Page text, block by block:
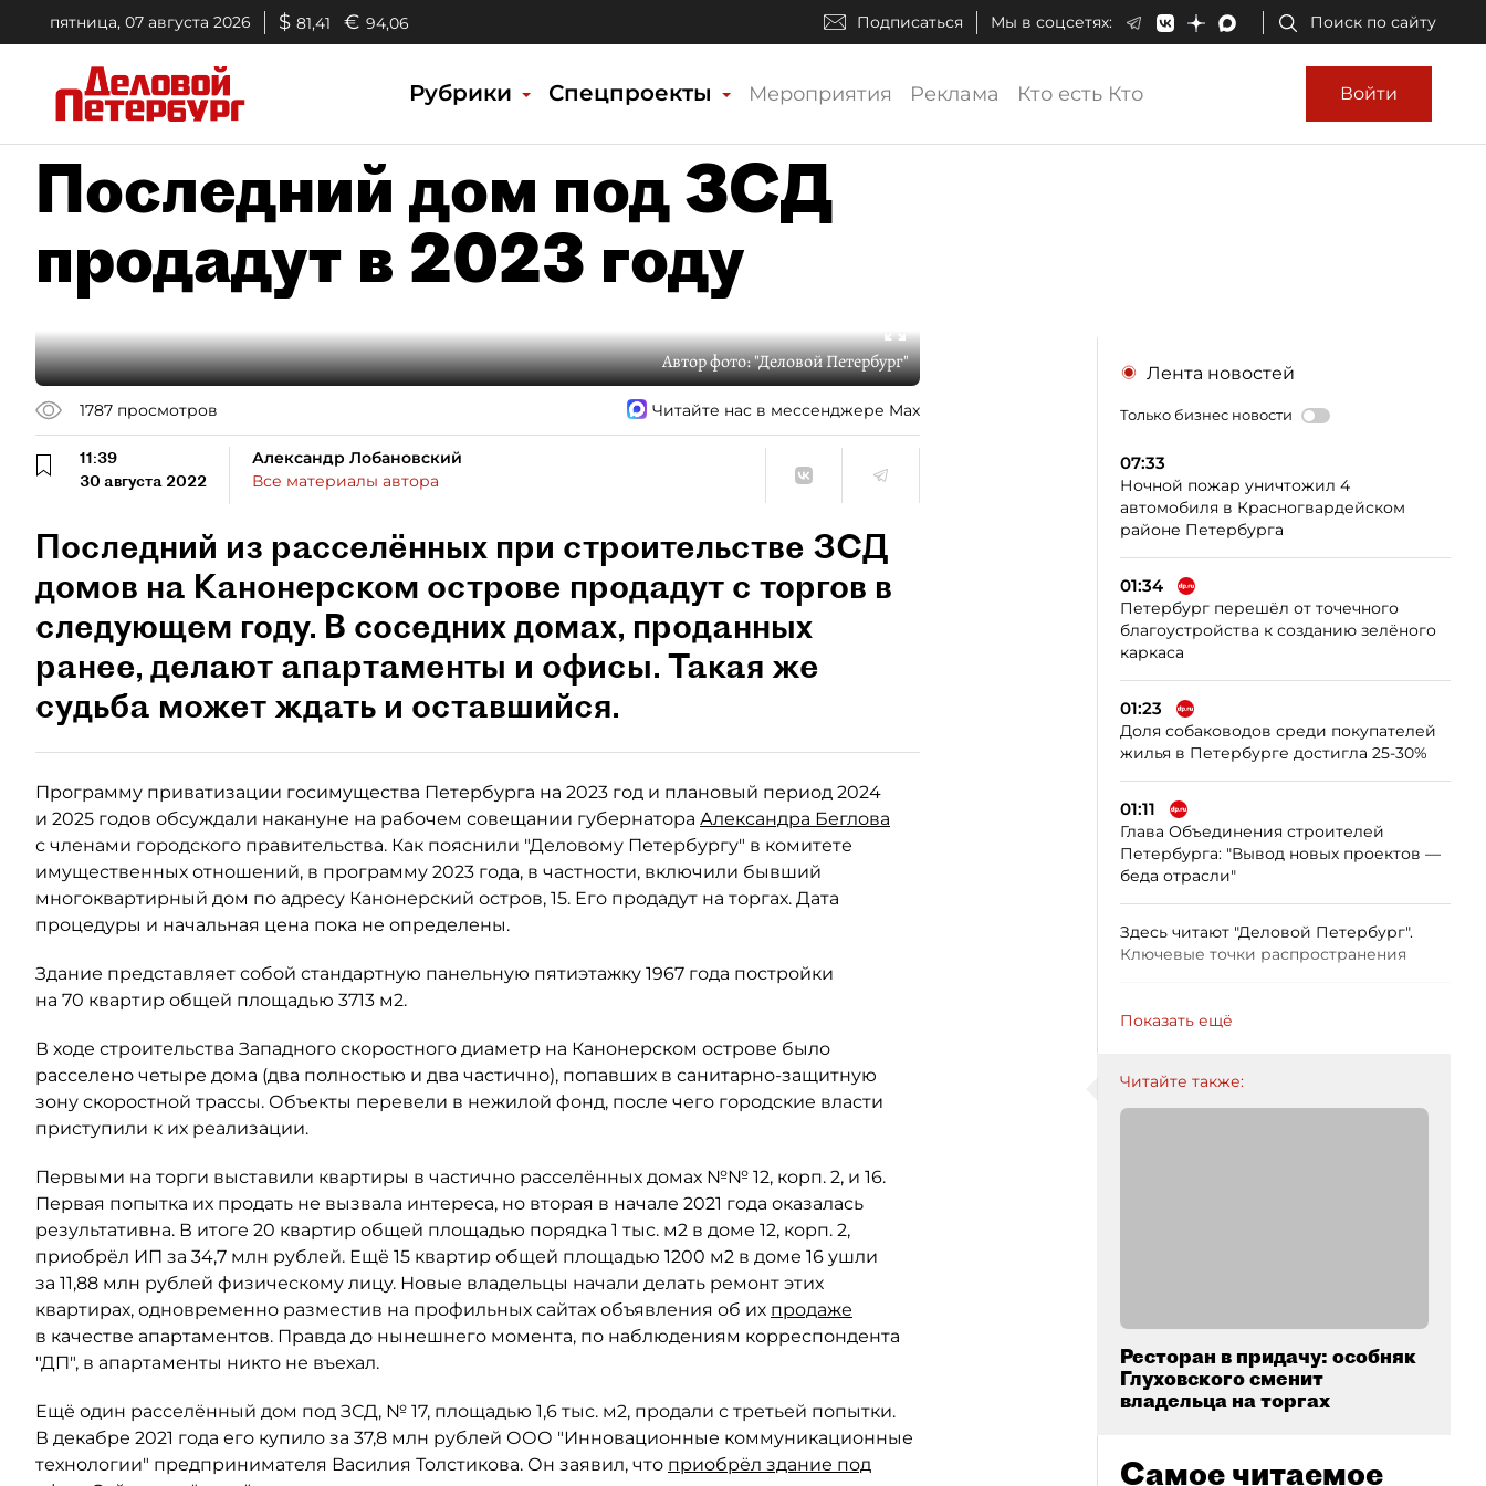
пятница, 07 августа 2026 $ 81,41 € 94,06 Подписаться Мы в соцсетях: Поиск по сайту
Рубрики Спецпроекты Мероприятия Реклама Кто есть Кто Войти
Последний дом под ЗСД
продадут в 2023 году
Автор фото:"Деловой Петербург"
1787 просмотров Читайте нас в мессенджере Max
11:39
30 августа 2022
Александр Лобановский
Все материалы автора
Последний из расселённых при строительстве ЗСД
домов на Канонерском острове продадут с торгов в
следующем году. В соседних домах, проданных
ранее, делают апартаменты и офисы. Такая же
судьба может ждать и оставшийся.
Программу приватизации госимущества Петербурга на 2023 год и плановый период 2024
и 2025 годов обсуждали накануне на рабочем совещании губернатора Александра Беглова
с членами городского правительства. Как пояснили "Деловому Петербургу" в комитете
имущественных отношений, в программу 2023 года, в частности, включили бывший
многоквартирный дом по адресу Канонерский остров, 15. Его продадут на торгах. Дата
процедуры и начальная цена пока не определены.
Здание представляет собой стандартную панельную пятиэтажку 1967 года постройки
на 70 квартир общей площадью 3713 м2.
В ходе строительства Западного скоростного диаметр на Канонерском острове было
расселено четыре дома (два полностью и два частично), попавших в санитарно-защитную
зону скоростной трассы. Объекты перевели в нежилой фонд, после чего городские власти
приступили к их реализации.
Первыми на торги выставили квартиры в частично расселённых домах №№ 12, корп. 2, и 16.
Первая попытка их продать не вызвала интереса, но вторая в начале 2021 года оказалась
результативна. В итоге 20 квартир общей площадью порядка 1 тыс. м2 в доме 12, корп. 2,
приобрёл ИП за 34,7 млн рублей. Ещё 15 квартир общей площадью 1200 м2 в доме 16 ушли
за 11,88 млн рублей физическому лицу. Новые владельцы начали делать ремонт этих
квартирах, одновременно разместив на профильных сайтах объявления об их продаже
в качестве апартаментов. Правда до нынешнего момента, по наблюдениям корреспондента
"ДП", в апартаменты никто не въехал.
Ещё один расселённый дом под ЗСД, № 17, площадью 1,6 тыс. м2, продали с третьей попытки.
В декабре 2021 года его купило за 37,8 млн рублей ООО "Инновационные коммуникационные
технологии" предпринимателя Василия Толстикова. Он заявил, что приобрёл здание под
Лента новостей
Только бизнес новости
07:33
Ночной пожар уничтожил 4
автомобиля в Красногвардейском
районе Петербурга
01:34
Петербург перешёл от точечного
благоустройства к созданию зелёного
каркаса
01:23
Доля собаководов среди покупателей
жилья в Петербурге достигла 25-30%
01:11
Глава Объединения строителей
Петербурга: "Вывод новых проектов —
беда отрасли"
Здесь читают "Деловой Петербург".
Ключевые точки распространения
Показать ещё
Читайте также:
Ресторан в придачу: особняк
Глуховского сменит
владельца на торгах
Самое читаемое